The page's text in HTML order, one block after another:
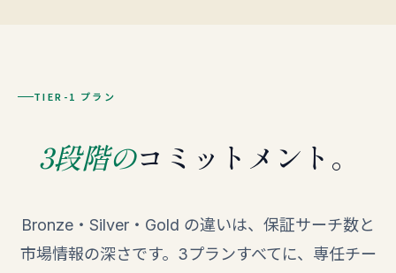
TIER-1 プラン
3段階のコミットメント。
Bronze・Silver・Gold の違いは、保証サーチ数と
市場情報の深さです。3プランすべてに、専任チー